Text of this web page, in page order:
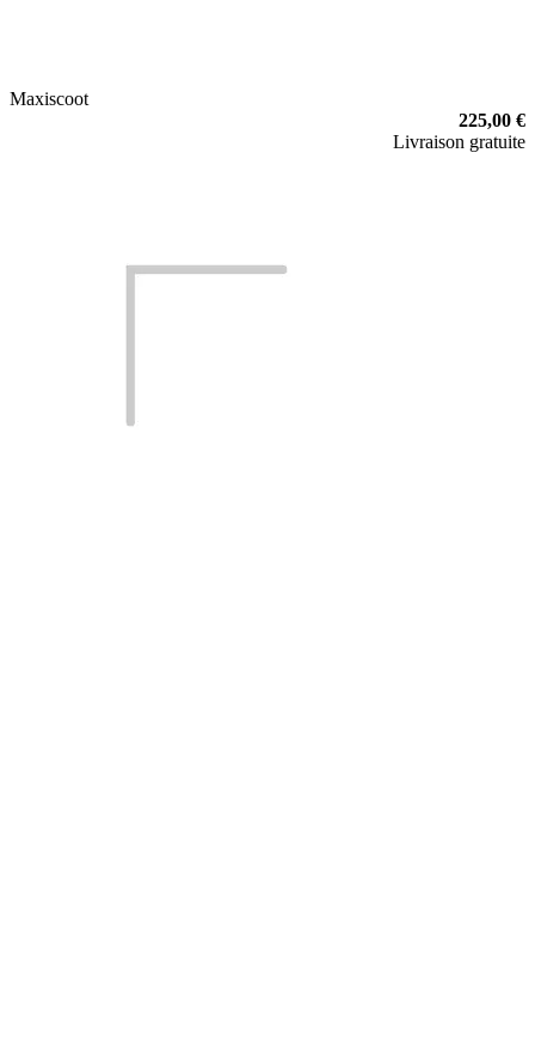
Maxiscoot
225,00 €
Livraison gratuite